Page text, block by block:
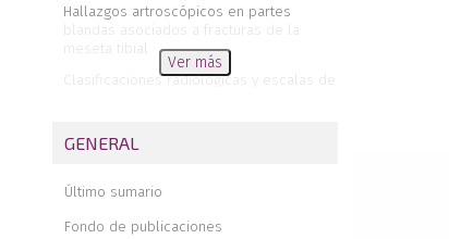
Hallazgos artroscópicos en partes
blandas asociados a fracturas de la
meseta tibial
Clasificaciones radiológicas y escalas de
hombro. Artículos imprescindibles
Estabilización de os acromiale con
tornillos canulados y suturas de alta
resistencia
Ver más
GENERAL
Último sumario
Fondo de publicaciones